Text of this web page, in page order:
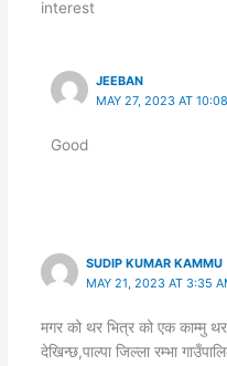
interest
JEEBAN
MAY 27, 2023 AT
Good
SUDIP KUMAR KAMMU
MAY 21, 2023 AT 3:35
मगर को थर भित्र को एक काम्मु थर
देखिन्छ,पाल्पा जिल्ला रम्भा